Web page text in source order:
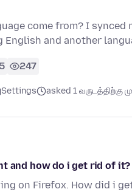
come from? I
English and another
5 247
Settings asked 1 வருடத்திற்கு
and how do i get rid of it?
on Firefox. How did i